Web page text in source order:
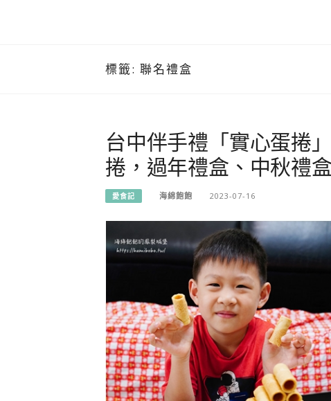
標籤: 聯名禮盒
台中伴手禮「實心蛋捲
捲，過年禮盒、中秋禮
愛食記 海綿飽飽 2023-07-16